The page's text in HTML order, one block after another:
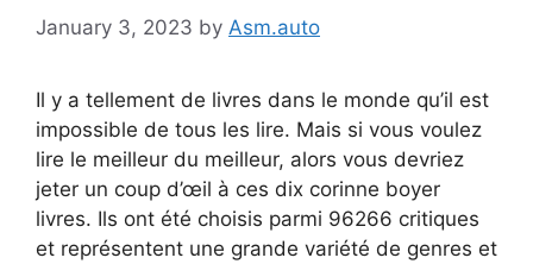
January 3, 2023 by Asm.auto
Il y a tellement de livres dans le monde qu’il est
impossible de tous les lire. Mais si vous voulez
lire le meilleur du meilleur, alors vous devriez
jeter un coup d’œil à ces dix corinne boyer
livres. Ils ont été choisis parmi 96266 critiques
et représentent une grande variété de genres et